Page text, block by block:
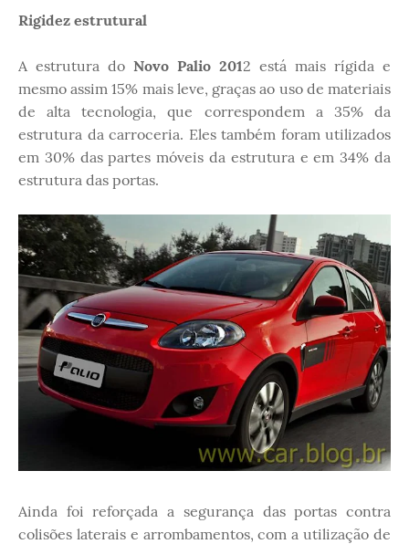
Rigidez estrutural
A estrutura do Novo Palio 2012 está mais rígida e
mesmo assim 15% mais leve, graças ao uso de materiais
de alta tecnologia, que correspondem a 35% da
estrutura da carroceria. Eles também foram utilizados
em 30% das partes móveis da estrutura e em 34% da
estrutura das portas.
Ainda foi reforçada a segurança das portas contra
colisões laterais e arrombamentos, com a utilização de